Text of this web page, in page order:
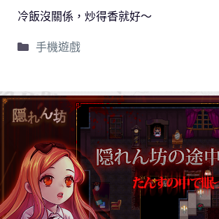
冷飯沒關係，炒得香就好～
手機遊戲